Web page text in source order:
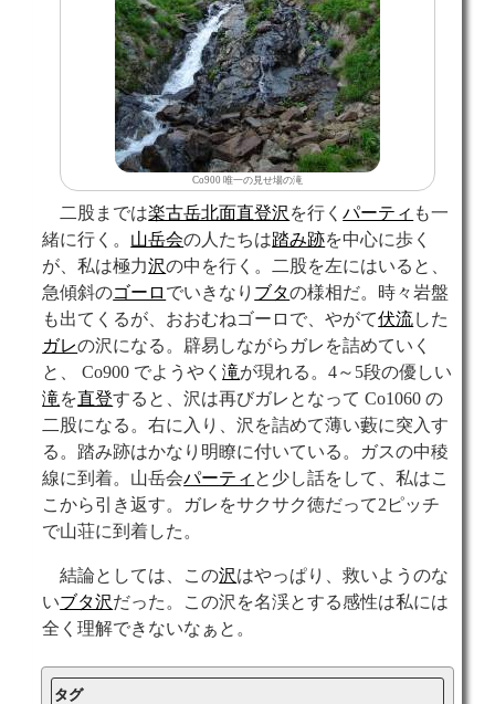
Co900 唯一の見せ場の滝
二股までは楽古岳北面直登沢 を行くパーティ も一
緒に行く。 山岳会の人たちは踏み跡を中心に歩く
が、私は極力沢の中を行く。二股を左にはいると、
急傾斜のゴーロ でいきなり ブタの様相だ。時々岩盤
も出てくるが、おおむねゴーロで、やがて伏流した
ガレの沢になる。辟易しながらガレを詰めていく
と、 Co900 でようやく滝が現れる。4～5段の優しい
滝を直登すると、沢は再びガレとなって Co1060 の
二股になる。右に入り、沢を詰めて薄い藪に突入す
る。踏み跡はかなり明瞭に付いている。ガスの中稜
線に到着。山岳会パーティ と少し話をして、私はこ
こから引き返す。ガレをサクサク徳だって2ピッチ
で山荘に到着した。
結論としては、この沢はやっぱり、救いようのな
いブタ沢だった。この沢を名渓とする感性は私には
全く理解できないなぁと。
タグ